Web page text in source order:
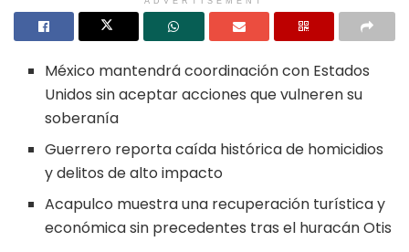
México mantendrá coordinación con Estados
Unidos sin aceptar acciones que vulneren su
soberanía
Guerrero reporta caída histórica de homicidios
y delitos de alto impacto
Acapulco muestra una recuperación turística y
económica sin precedentes tras el huracán Otis